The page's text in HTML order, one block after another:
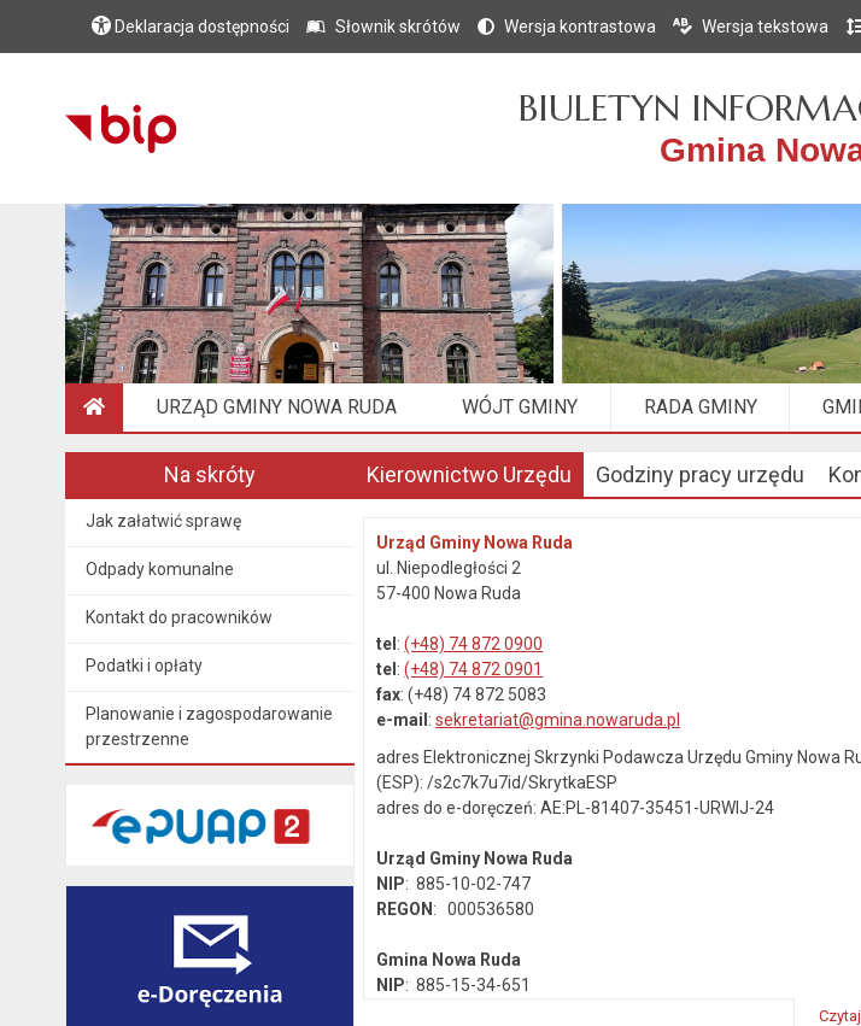
Przejdź do
Przejdź do
Przejdź do mapy
Deklaracja dostępności Słownik skrótów Wersja kontrastowa Wersja tekstowa
BIULETYN
Gmina
URZĄD GMINY NOWA RUDA WÓJT GMINY RADA GMINY
Na skróty
Jak załatwić sprawę
Odpady komunalne
Kontakt do pracowników
Podatki i opłaty
Planowanie i zagospodarowanie
przestrzenne
Kierownictwo Urzędu Godziny pracy urzędu
Urząd Gminy Nowa Ruda
ul. Niepodległości 2
57-400 Nowa Ruda
tel :(+48) 74 872 0900
tel :(+48) 74 872 0901
fax: (+48) 74 872 5083
e-mail :sekretariat@gmina.nowaruda.pl
adres Elektronicznej Skrzynki Podawcza Urzędu Gminy Nowa
(ESP): /s2c7k7u7id/SkrytkaESP
adres do e-doręczeń: AE:PL-81407-35451-URWIJ-24
Urząd Gminy Nowa Ruda
NIP: 885-10-02-747
REGON : 000536580
Gmina Nowa Ruda
NIP: 885-15-34-651